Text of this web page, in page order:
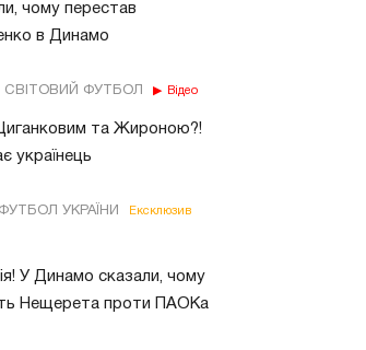
чому перестав
в Динамо
| СВІТОВИЙ ФУТБОЛ Відео
та Жироною?!
українець
ФУТБОЛ УКРАЇНИ Ексклюзив
У Динамо сказали, чому
Нещерета проти ПАОКа